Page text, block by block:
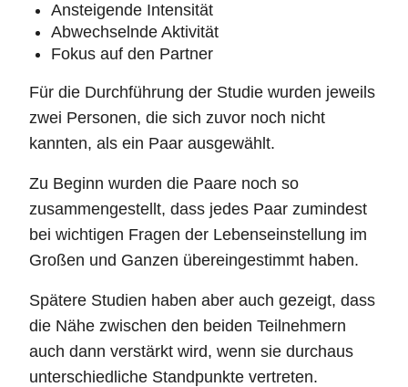
Ansteigende Intensität
Abwechselnde Aktivität
Fokus auf den Partner
Für die Durchführung der Studie wurden jeweils
zwei Personen, die sich zuvor noch nicht
kannten, als ein Paar ausgewählt.
Zu Beginn wurden die Paare noch so
zusammengestellt, dass jedes Paar zumindest
bei wichtigen Fragen der Lebenseinstellung im
Großen und Ganzen übereingestimmt haben.
Spätere Studien haben aber auch gezeigt, dass
die Nähe zwischen den beiden Teilnehmern
auch dann verstärkt wird, wenn sie durchaus
unterschiedliche Standpunkte vertreten.